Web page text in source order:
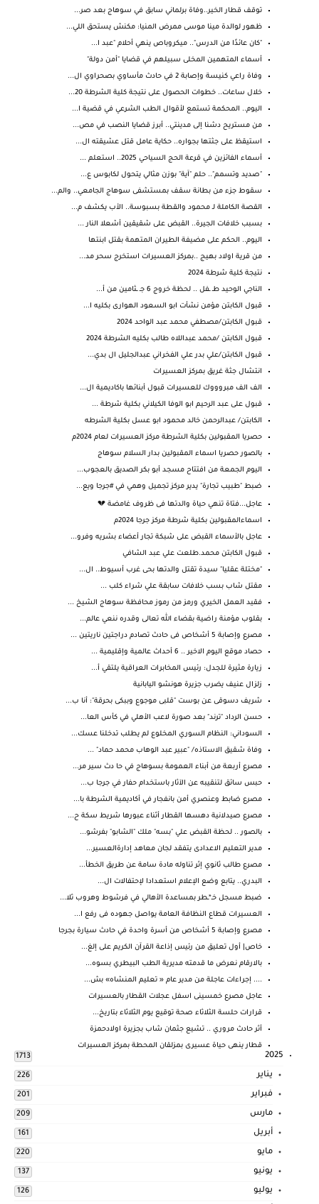
توقف قطار الخير..وفاة برلماني سابق في سوهاج بعد صر...
ظهور لوالدة مينا موسى ممرض المنيا: مكنش يستحق اللي...
"كان عائدًا من الدرس".. ميكروباص ينهي أحلام "عبد ا...
أسماء المتهمين المخلى سبيلهم في قضايا "أمن دولة"
وفاة راعي كنيسة وإصابة 2 في حادث مأساوي بصحراوي ال...
خلال ساعات.. خطوات الحصول على نتيجة كلية الشرطة 20...
اليوم.. المحكمة تستمع لأقوال الطب الشرعي في قضية ا...
من مستريح دشنا إلى مدينتي.. أبرز قضايا النصب في مص...
استيقظ على جثتها بجواره.. حكاية عامل قتل عشيقته ال...
أسماء الفائزين في قرعة الحج السياحي 2025.. استعلم ...
"صديد وتسمم".. حلم "آية" بوزن مثالي يتحول لكابوس ع...
سقوط جزء من بطانة سقف بمستشفى سوهاج الجامعي.. والم...
القصة الكاملة لـ محمود والقطة بسبوسة.. الأب يكشف م...
بسبب خلافات الجيرة.. القبض على شقيقين أشعلا النار ...
اليوم.. الحكم على مضيفة الطيران المتهمة بقتل ابنتها
من قرية اولاد بهيج ..بمركز العسيرات استخرج سحر مد...
نتيجة كلية شرطة 2024
الناجي الوحيد طـ ـفل .. لحظة خروج 6 جـ ـثامين من أ...
قبول الكابتن مؤمن نشأت ابو السعود الهوارى بكليه ا...
قبول الكابتن/مصطفي محمد عبد الواحد 2024
قبول الكابتن /محمد عبداللاه طالب بكليه الشرطة 2024
قبول الكابتن/علي بدر علي الفخراني عبدالجليل ال بدي...
انتشال جثة غريق بمركز العسيرات
الف الف مبروووك للعسيرات قبول أبنائها باكاديمية ال...
قبول على عبد الرحيم ابو الوفا الكيلاني بكلية شرطة ...
الكابتن/ عبدالرحمن خالد محمود ابو عسل بكلية الشرطه
حصريا المقبولين بكلية الشرطة مركز العسيرات لعام 2024م
بالصور حصريا اسماء المقبولين بدار السلام سوهاج
اليوم الجمعة من افتتاح مسجد أبو بكر الصديق بالعجوب...
ضبط "طبيب تجارة" يدير مركز تجميل وهمي في #جرجا ويع...
عاجل...فتاة تنهي حياة والدتها فى ظروف غامضة 💔
اسماءالمقبولين بكلية شرطة مركز جرجا 2024م
عاجل بالأسماء القبض على شبكة تجار أعضاء بشريه وفرو...
قبول الكابتن محمد.طلعت علي عبد الشافي
"مختلة عقليا" سيدة تقتل والدتها بحى غرب أسيوط.. ال...
مقتل شاب بسب خلافات سابقة علي شراء كلب ...
فقيد العمل الخيري ورمز من رموز محافظة سوهاج الشيخ ...
بقلوب مؤمنة راضية بقضاء الله تعالى وقدره ننعي عالم...
مصرع وإصابة 5 أشخاص فى حادث تصادم دراجتين ناريتين ...
حصاد موقع اليوم الاخير .. 6 أحداث عالمية وإقليمية ...
زيارة مثيرة للجدل: رئيس المخابرات العراقية يلتقي أ...
زلزال عنيف يضرب جزيرة هونشو اليابانية
شريف دسوقى عن بوست "قلبى موجوع وببكى بحرقة": أنا ب...
حسن الرداد "ترند" بعد صورة لاعب الأهلي في كأس العا...
السوداني: النظام السوري المخلوع لم يطلب تدخلنا عسك...
وفاة شقيق الاستاذه/ "عبير عبد الوهاب محمد حماد" ...
مصرع أربعة من أبناء العمومة بسوهاج في حا دث سير مر...
حبس سائق لتنقيبه عن الآثار باستخدام حفار في جرجا ب...
مصرع ضابط وعنصري أمن بانفجار في أكاديمية الشرطة با...
مصرع صيدلانية دهسها القطار أثناء عبورها شريط سكة ح...
بالصور .. لحظة القبض علي "بسه" ملك "الشابو" بفرشو...
مدير التعليم الاعدادى يتفقد لجان معاهد إدارةالعسير...
مصرع طالب ثانوي إثر تناوله مادة سامة عن طريق الخطأ...
البدري.. يتابع وضع الإعلام استعدادا لإحتفالات ال...
ضبط مسجل خـ*ـطر بمساعدة الأهالي في فرشوط وهروب ثلا...
العسيرات قطاع النظافة العامة يواصل جهوده فى رفع ا...
مصرع وإصابة 5 أشخاص من أسرة واحدة في حادث سيارة بجرجا
خاص| أول تعليق من رئيس إذاعة القرآن الكريم على إلغ...
بالارقام نعرض ما قدمته مديرية الطب البيطري بسوه...
.... إجراءات عاجلة من مدير عام « تعليم المنشاه» بش...
عاجل مصرع خمسينى اسفل عجلات القطار بالعسيرات
قرارات حلسة الثلاثاء صحة توقيع يوم الثلاثاء بتاريخ...
أثر حادث مروري .. تشيع جثمان شاب بجزيرة اولادحمزة
قطار ينهى حياة عسيرى بمزلقان المحطة بمركز العسيرات
2025
1713
يناير 226
فبراير 201
مارس 209
أبريل 161
مايو 220
يونيو 137
يوليو 126